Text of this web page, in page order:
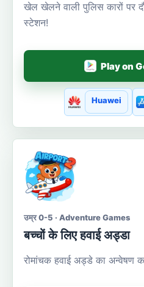
खेल खेलने वाली पुलिस कारों पर
स्टेशन!
Play on
Huawei
उम्र 0-5 · Adventure Games
बच्चों के लिए हवाई अड्डा
रोमांचक हवाई अड्डे का अन्वेषण